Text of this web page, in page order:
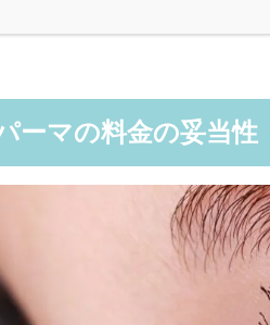
ーマの料金の妥当性